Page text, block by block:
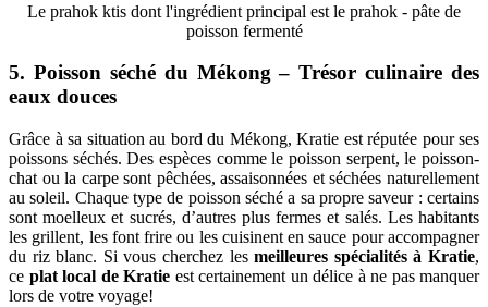
Le prahok ktis dont l'ingrédient principal est le prahok - pâte de
poisson fermenté
5. Poisson séché du Mékong – Trésor culinaire des
eaux douces
Grâce à sa situation au bord du Mékong, Kratie est réputée pour ses
poissons séchés. Des espèces comme le poisson serpent, le poisson-
chat ou la carpe sont pêchées, assaisonnées et séchées naturellement
au soleil. Chaque type de poisson séché a sa propre saveur : certains
sont moelleux et sucrés, d’autres plus fermes et salés. Les habitants
les grillent, les font frire ou les cuisinent en sauce pour accompagner
du riz blanc. Si vous cherchez lesmeilleures spécialités à Kratie,
ce plat local de Kratie est certainement un délice à ne pas manquer
lors de votre voyage!